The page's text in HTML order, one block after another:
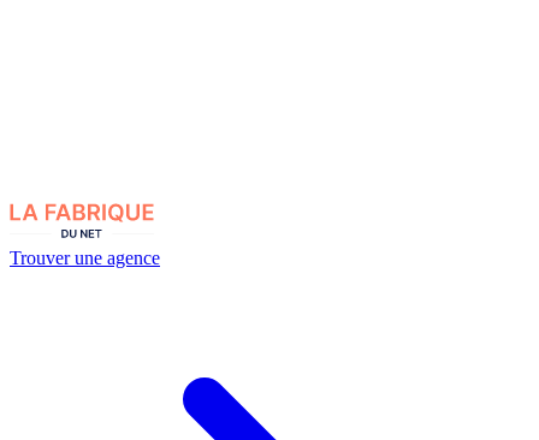
Trouver une agence